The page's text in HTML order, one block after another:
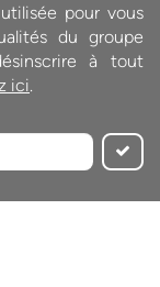
pour vous
du groupe
à tout
ici